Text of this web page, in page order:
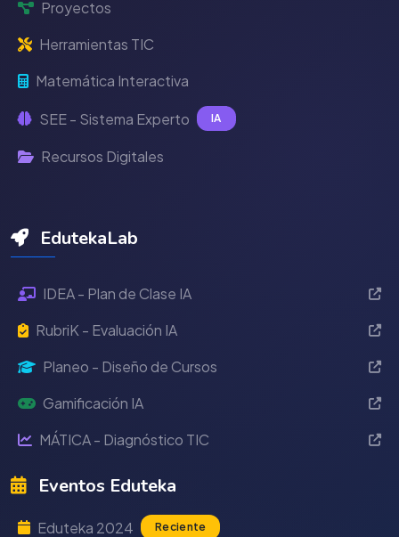
Proyectos
Herramientas TIC
Matemática Interactiva
SEE - Sistema Experto IA
Recursos Digitales
EdutekaLab
IDEA - Plan de Clase IA
RubriK - Evaluación IA
Planeo - Diseño de Cursos
Gamificación IA
MÁTICA - Diagnóstico TIC
Eventos Eduteka
Eduteka 2024 Reciente